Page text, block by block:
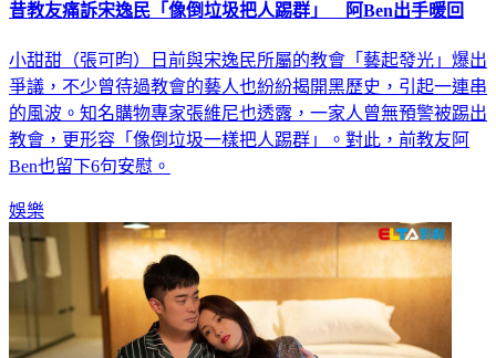
昔教友痛訴宋逸民「像倒垃圾把人踢群」 阿Ben出手暖回
小甜甜（張可昀）日前與宋逸民所屬的教會「藝起發光」爆出
爭議，不少曾待過教會的藝人也紛紛揭開黑歷史，引起一連串
的風波。知名購物專家張維尼也透露，一家人曾無預警被踢出
教會，更形容「像倒垃圾一樣把人踢群」。對此，前教友阿
Ben也留下6句安慰。
娛樂